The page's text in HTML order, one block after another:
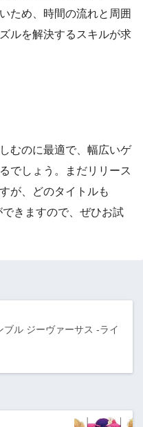
ため、時間の流れと周囲
ルを解決するスキルが求
むのに最適で、幅広いゲ
でしょう。まだリリース
が、どのタイトルも
きますので、ぜひお試
ブル ジーヴァーサス -ライ